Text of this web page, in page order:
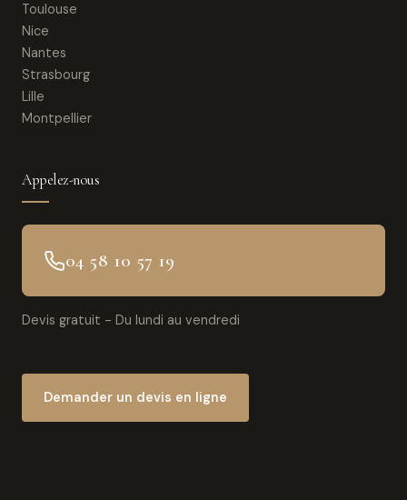
Toulouse
Nice
Nantes
Strasbourg
Lille
Montpellier
Appelez-nous
04 58 10 57 19
Devis gratuit - Du lundi au vendredi
Demander un devis en ligne